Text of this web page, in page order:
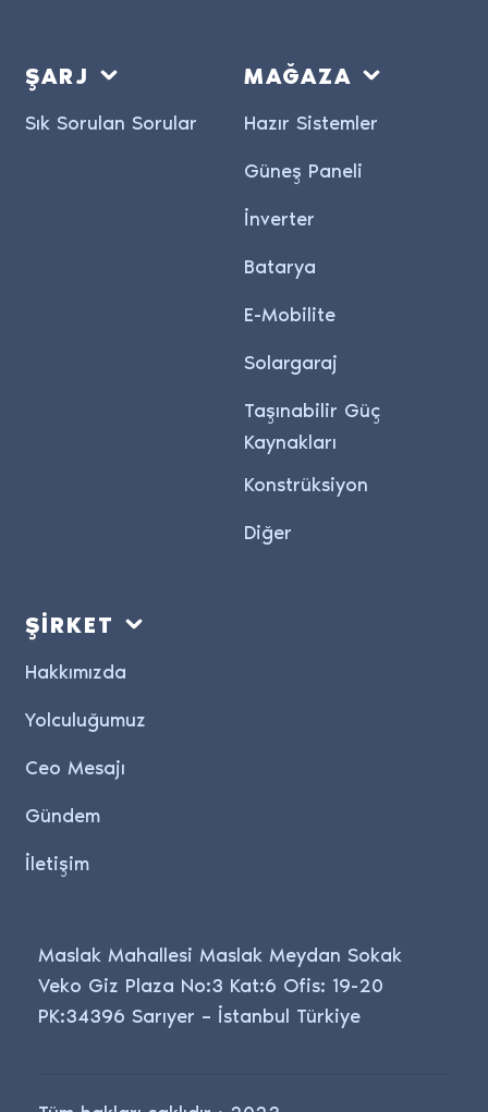
ŞARJ
Sık Sorulan Sorular
MAĞAZA
Hazır Sistemler
Güneş Paneli
İnverter
Batarya
E-Mobilite
Solargaraj
Taşınabilir Güç
Kaynakları
Konstrüksiyon
Diğer
ŞİRKET
Hakkımızda
Yolculuğumuz
Ceo Mesajı
Gündem
İletişim
Maslak Mahallesi Maslak Meydan Sokak
Veko Giz Plaza No:3 Kat:6 Ofis: 19-20
PK:34396 Sarıyer – İstanbul Türkiye